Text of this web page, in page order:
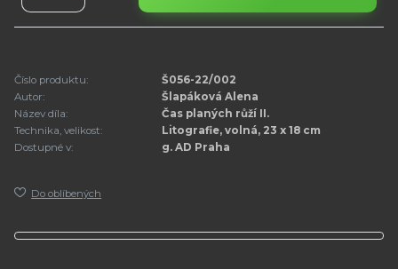
Číslo produktu:
Š056-22/002
Autor:
Šlapáková Alena
Název díla:
Čas planých růží II.
Technika, velikost:
Litografie, volná, 23 x 18 cm
Dostupné v:
g. AD Praha
Do oblíbených